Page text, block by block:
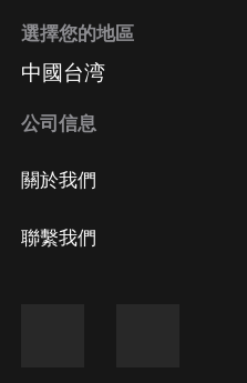
選擇您的地區
中國台湾
公司信息
關於我們
聯繫我們